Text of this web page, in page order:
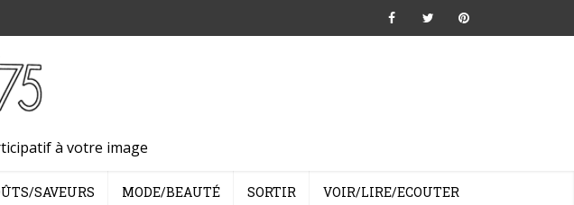
à votre image
SAVEURS MODE/BEAUTÉ SORTIR VOIR/LIRE/ECOUTER